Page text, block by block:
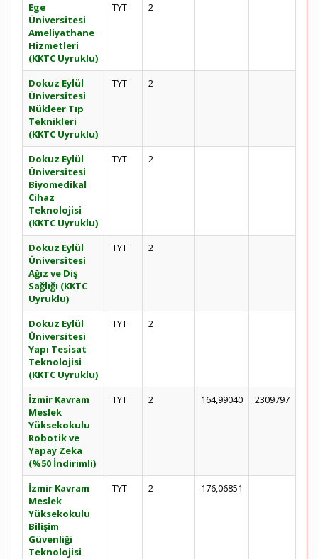
Ege
Üniversitesi
Ameliyathane
Hizmetleri
(KKTC Uyruklu)
TYT 2
Dokuz Eylül
Üniversitesi
Nükleer Tıp
Teknikleri
(KKTC Uyruklu)
TYT 2
Dokuz Eylül
Üniversitesi
Biyomedikal
Cihaz
Teknolojisi
(KKTC Uyruklu)
TYT 2
Dokuz Eylül
Üniversitesi
Ağız ve Diş
Sağlığı (KKTC
Uyruklu)
TYT 2
Dokuz Eylül
Üniversitesi
Yapı Tesisat
Teknolojisi
(KKTC Uyruklu)
TYT 2
İzmir Kavram
Meslek
Yüksekokulu
Robotik ve
Yapay Zeka
(%50 İndirimli)
TYT 2 164,99040 2309797
İzmir Kavram
Meslek
Yüksekokulu
Bilişim
Güvenliği
Teknolojisi
TYT 2 176,06851